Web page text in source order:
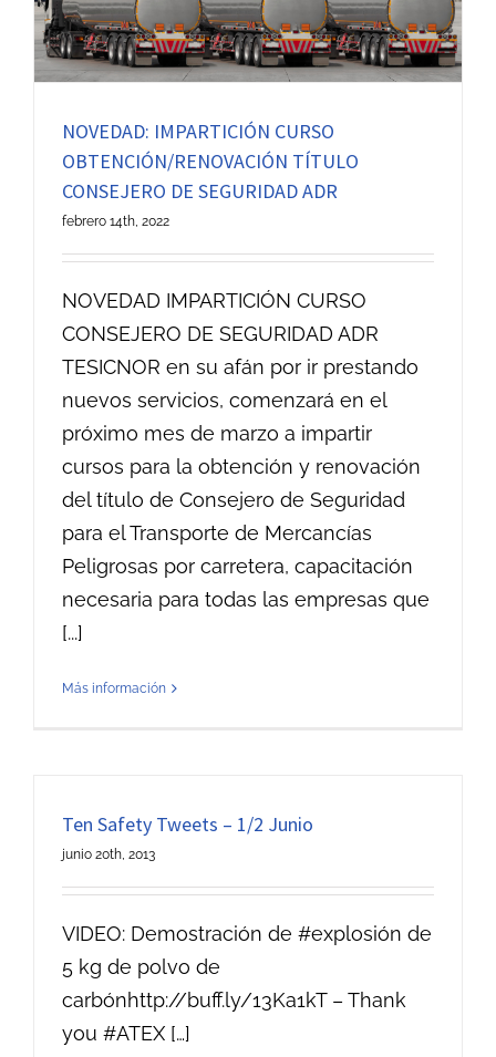
NOVEDAD: IMPARTICIÓN CURSO
OBTENCIÓN/RENOVACIÓN TÍTULO
CONSEJERO DE SEGURIDAD ADR
febrero 14th, 2022
NOVEDAD IMPARTICIÓN CURSO
CONSEJERO DE SEGURIDAD ADR
TESICNOR en su afán por ir prestando
nuevos servicios, comenzará en el
próximo mes de marzo a impartir
cursos para la obtención y renovación
del título de Consejero de Seguridad
para el Transporte de Mercancías
Peligrosas por carretera, capacitación
necesaria para todas las empresas que
[...]
Más información
Ten Safety Tweets – 1/2 Junio
junio 20th, 2013
VIDEO: Demostración de #explosión de
5 kg de polvo de
carbónhttp://buff.ly/13Ka1kT – Thank
you #ATEX […]